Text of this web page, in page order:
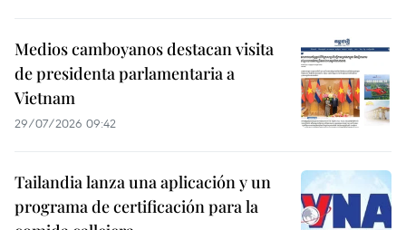
Medios camboyanos destacan visita
de presidenta parlamentaria a
Vietnam
29/07/2026 09:42
Tailandia lanza una aplicación y un
programa de certificación para la